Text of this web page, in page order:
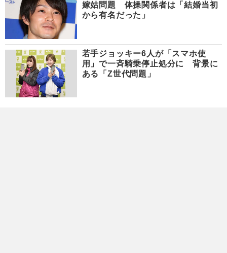
嫁姑問題 体操関係者は「結婚当初
から有名だった」
若手ジョッキー6人が「スマホ使
用」で一斉騎乗停止処分に 背景に
ある「Z世代問題」